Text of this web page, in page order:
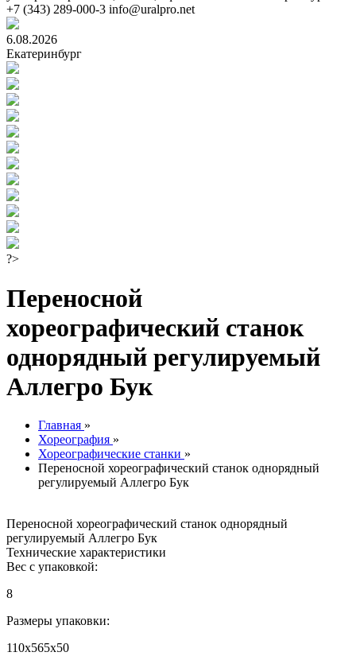
+7 (343) 289-000-3 info@uralpro.net
6.08.2026
Екатеринбург
?>
Переносной
хореографический станок
однорядный регулируемый
Аллегро Бук
Главная »
Хореография »
Хореографические станки »
Переносной хореографический станок однорядный
регулируемый Аллегро Бук
Переносной хореографический станок однорядный
регулируемый Аллегро Бук
Технические характеристики
Вес с упаковкой:
8
Размеры упаковки:
110х565х50